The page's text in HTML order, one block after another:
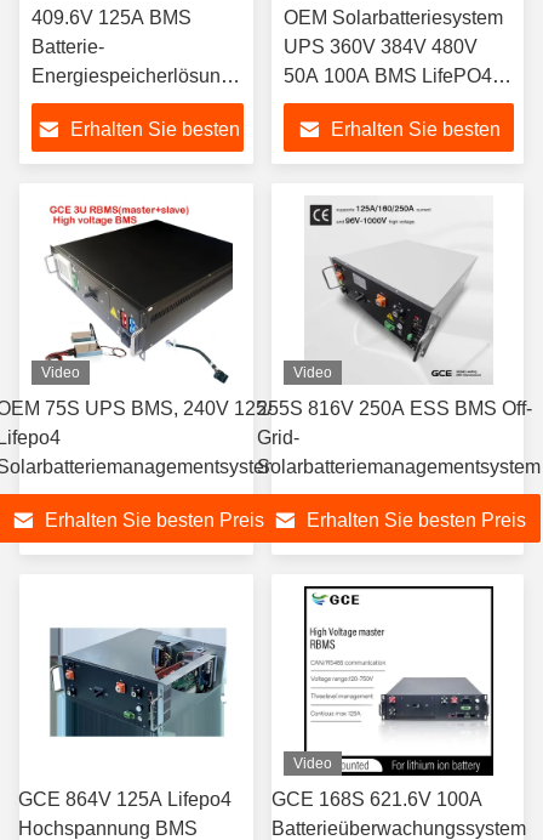
409.6V 125A BMS
Batterie-
Energiespeicherlösung
mit CE-Zertifikat für
Batteriespeichersystem
Erhalten Sie besten
OEM Solarbatteriesystem
UPS 360V 384V 480V
50A 100A BMS LifePO4
mit 48V 15S 16S BMU
120S für LTO NMC LFP
Batteriepaket
Erhalten Sie besten
Video
75S UPS BMS, 240V 125A
Erhalten Sie besten Preis
Video
255S 816V 250A ESS BMS Off-
Grid-
Solarbatteriemanagementsystem
Erhalten Sie besten Preis
GCE 864V 125A Lifepo4
Hochspannung BMS
Video
GCE 168S 621.6V 100A
Batterieüberwachungssystem